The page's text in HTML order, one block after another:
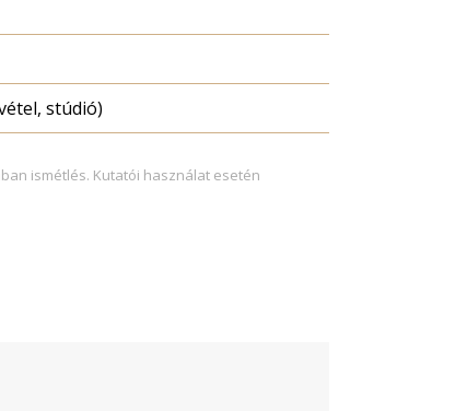
stúdió)
ismétlés. Kutatói használat esetén